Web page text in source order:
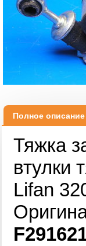
Полное описание
Тяжка
втулки
Lifan